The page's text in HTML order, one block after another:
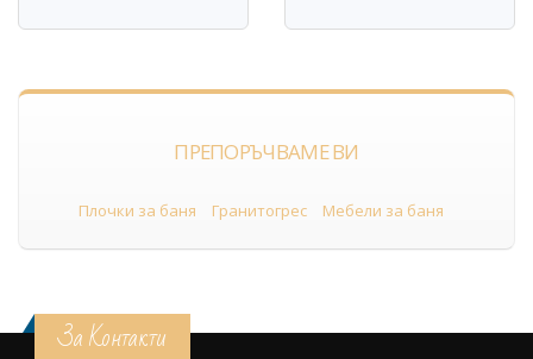
ПРЕПОРЪЧВАМЕ ВИ
Плочки за баня Гранитогрес Мебели за баня
За Контакти